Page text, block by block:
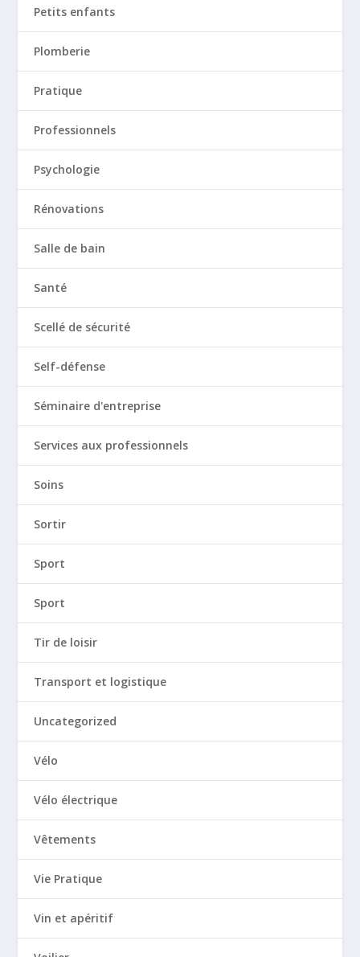
Petits enfants
Plomberie
Pratique
Professionnels
Psychologie
Rénovations
Salle de bain
Santé
Scellé de sécurité
Self-défense
Séminaire d'entreprise
Services aux professionnels
Soins
Sortir
Sport
Sport
Tir de loisir
Transport et logistique
Uncategorized
Vélo
Vélo électrique
Vêtements
Vie Pratique
Vin et apéritif